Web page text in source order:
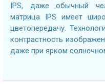
IPS, даже обычный
матрица IPS имеет
цветопередачу.
контрастность
даже при ярком